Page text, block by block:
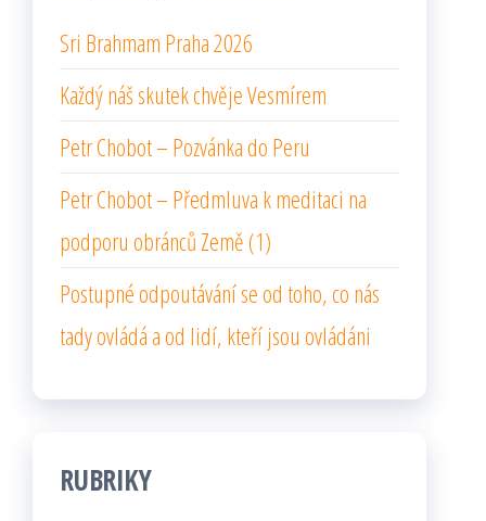
Sri Brahmam Praha 2026
Každý náš skutek chvěje Vesmírem
Petr Chobot – Pozvánka do Peru
Petr Chobot – Předmluva k meditaci na
podporu obránců Země (1)
Postupné odpoutávání se od toho, co nás
tady ovládá a od lidí, kteří jsou ovládáni
RUBRIKY